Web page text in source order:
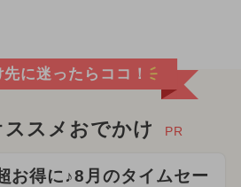
に迷ったらココ！
スメおでかけ PR
お得に♪8月のタイムセー